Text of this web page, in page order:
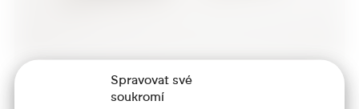
Spravovat své
soukromí